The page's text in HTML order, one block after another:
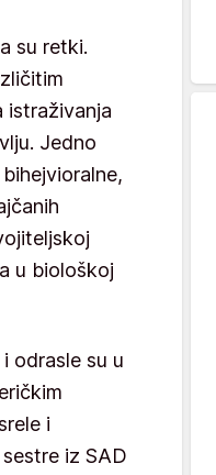
su retki.
istraživanja
Jedno
u biološkoj
odrasle su u
i
iz SAD